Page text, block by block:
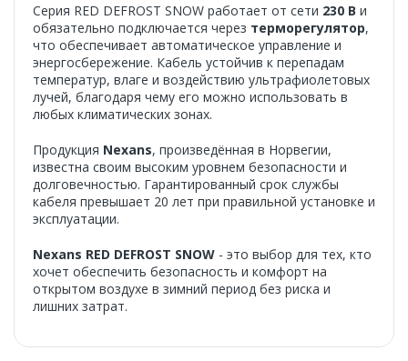
Серия RED DEFROST SNOW работает от сети 230 В и
обязательно подключается через терморегулятор,
что обеспечивает автоматическое управление и
энергосбережение. Кабель устойчив к перепадам
температур, влаге и воздействию ультрафиолетовых
лучей, благодаря чему его можно использовать в
любых климатических зонах.
Продукция Nexans, произведённая в Норвегии,
известна своим высоким уровнем безопасности и
долговечностью. Гарантированный срок службы
кабеля превышает 20 лет при правильной установке и
эксплуатации.
Nexans RED DEFROST SNOW - это выбор для тех, кто
хочет обеспечить безопасность и комфорт на
открытом воздухе в зимний период без риска и
лишних затрат.